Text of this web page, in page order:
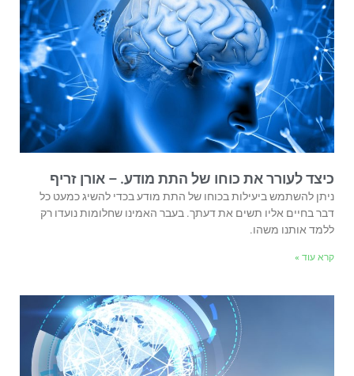
כיצד לעורר את כוחו של התת מודע. – אורן זריף
ניתן להשתמש ביעילות בכוחו של התת מודע בכדי להשיג כמעט כל
דבר בחיים אליו תשים את דעתך. בעבר האמינו שחלומות נועדו רק
ללמד אותנו משהו.
קרא עוד »